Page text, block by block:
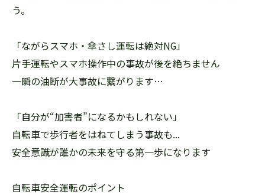
う。
「ながらスマホ・傘さし運転は絶対NG」
片手運転やスマホ操作中の事故が後を絶ちません
一瞬の油断が大事故に繋がります…
「自分が“加害者”になるかもしれない」
自転車で歩行者をはねてしまう事故も...
安全意識が誰かの未来を守る第一歩になります
自転車安全運転のポイント